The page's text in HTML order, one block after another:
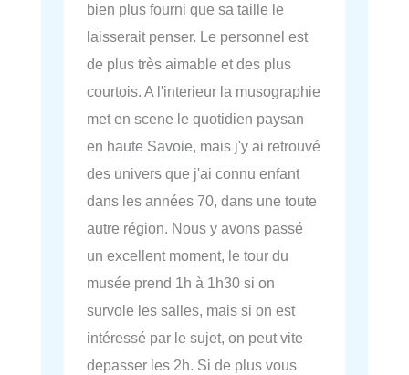
bien plus fourni que sa taille le
laisserait penser. Le personnel est
de plus très aimable et des plus
courtois. A l'interieur la musographie
met en scene le quotidien paysan
en haute Savoie, mais j'y ai retrouvé
des univers que j'ai connu enfant
dans les années 70, dans une toute
autre région. Nous y avons passé
un excellent moment, le tour du
musée prend 1h à 1h30 si on
survole les salles, mais si on est
intéressé par le sujet, on peut vite
depasser les 2h. Si de plus vous